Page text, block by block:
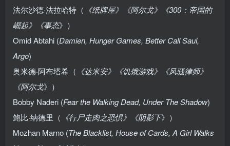
法尔沙德·法拉哈特（ 《纸牌屋》《阿尔戈》《300：帝国的
崛起》《事态》）
Omid Abtahi (Damien, Hunger Games, Better Call Saul,
Argo)
奥米德·阿布塔希（ 《达米安》《饥饿游戏》《风骚律师》
《阿尔戈》）
Bobby Naderi (Fear the Walking Dead, Under The Shadow)
鲍比·纳德里（ 《行尸走肉之恐惧》《阴影下》）
Mozhan Marno (The Blacklist, House of Cards, A Girl Walks